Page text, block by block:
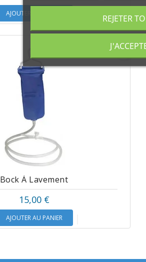
AJOUTER AU PANIER
Bock À Lavement
15,00 €
AJOUTER AU PANIER
favorite_border
REJETER